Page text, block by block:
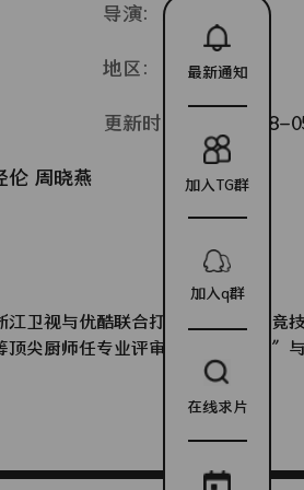
导演： 未知
地区： 中国大陆
更新时间： 2026-08-
伦 周晓燕
卫视与优酷联合打造的星素厨艺竞
顶尖厨师任专业评审，通过“星厨”
最新通知
加入TG群
加入q群
在线求片